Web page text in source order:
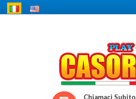
Chiamaci Subito